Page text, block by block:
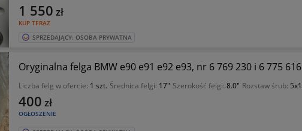
KUP TERAZ
1 550 zł
SPRZEDAJĄCY: OSOBA PRYWATNA
Oryginalna felga BMW e90 e91 e92 e93, nr 6 769 230 i 6 775 616
Liczba felg w ofercie: 1 szt. Średnica felgi: 17" Szerokość felgi: 8.0" Rozstaw śrub:
OGŁOSZENIE
400 zł